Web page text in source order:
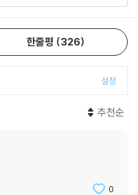
한줄평 326
설정
추천순
0